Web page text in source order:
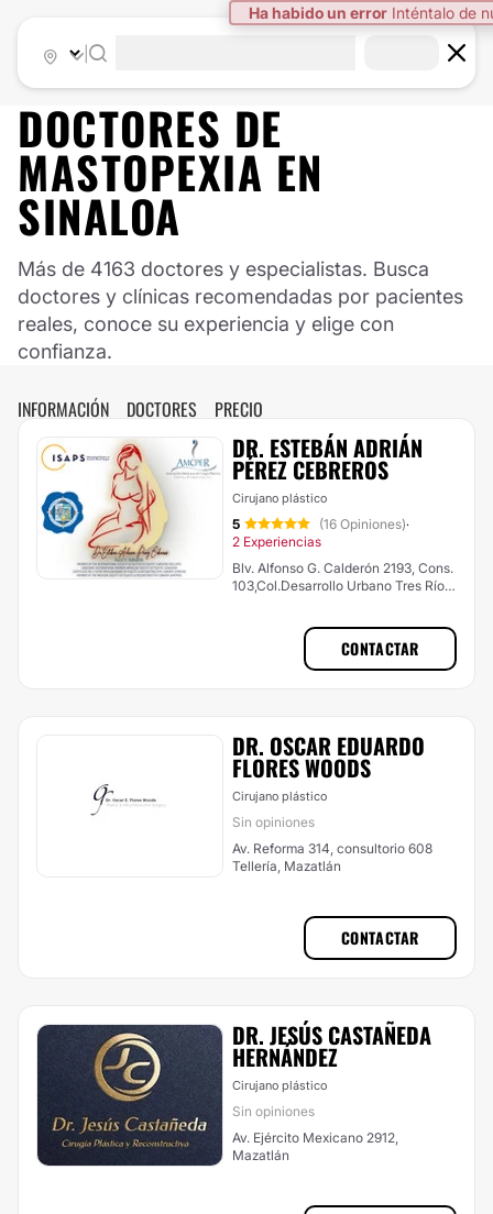
DOCTORES DE
MASTOPEXIA EN
SINALOA
Más de 4163 doctores y especialistas. Busca
doctores y clínicas recomendadas por pacientes
reales, conoce su experiencia y elige con
confianza.
INFORMACIÓN DOCTORES PRECIO
DR. ESTEBÁN ADRIÁN
PÉREZ CEBREROS
Cirujano plástico
5 (16 Opiniones)·
2 Experiencias
Blv. Alfonso G. Calderón 2193, Cons.
103,Col.Desarrollo Urbano Tres Ríos,
CONTACTAR
DR. OSCAR EDUARDO
FLORES WOODS
Cirujano plástico
Sin opiniones
Av. Reforma 314, consultorio 608
Tellería, Mazatlán
CONTACTAR
DR. JESÚS CASTAÑEDA
HERNÁNDEZ
Cirujano plástico
Sin opiniones
Av. Ejército Mexicano 2912,
Mazatlán